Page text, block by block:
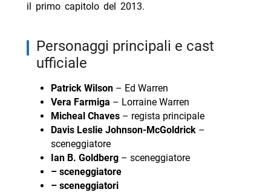
il primo capitolo del 2013.
personaggi principali e cast
ufficiale
Patrick Wilson – Ed Warren
Vera Farmiga – Lorraine Warren
Micheal Chaves – regista principale
Davis Leslie Johnson-McGoldrick –
sceneggiatore
Ian B. Goldberg – sceneggiatore
– sceneggiatore
– sceneggiatori